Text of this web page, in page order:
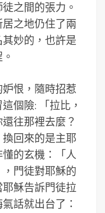
之間的張力。
之地仍住了兩
妙的，也許是
恨，隨時招惹
個險: 「拉比，
往那裡去麼？
回來的是主耶
的玄機：「人
門徒對耶穌的
穌告訴門徒拉
話就出台了：